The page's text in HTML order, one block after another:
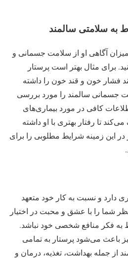
میزان آگاهی او از سلامت جسمانی و
برای مثال بهتر است پرستار
فشار خون و قند خون را داشته
جسمانی سالمند را مورد بررسی
کافی در مورد بیماری‌های
تا رفتار بهتری با او داشته
این زمینه شرایط مطلوبی را برای
دارد و نسبت به کار خود متعهد
شما را با عشق و محبت در اختیار
به فکر منافع شخصی خود نباشد.
باعث می‌شود پرستار به تمامی
از جمله بهداشت، تغذیه، درمان و